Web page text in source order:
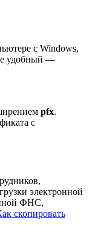
с Windows,
удобный —
pfx.
с
электронной
ФНС,
скопировать